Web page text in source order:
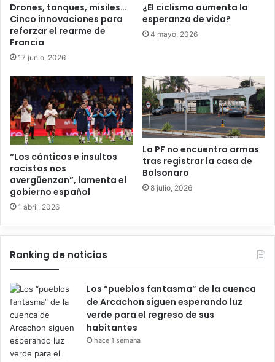
Drones, tanques, misiles…
Cinco innovaciones para
reforzar el rearme de
Francia
17 junio, 2026
¿El ciclismo aumenta la
esperanza de vida?
4 mayo, 2026
“Los cánticos e insultos
racistas nos
avergüenzan”, lamenta el
gobierno español
1 abril, 2026
La PF no encuentra armas
tras registrar la casa de
Bolsonaro
8 julio, 2026
Ranking de noticias
Los “pueblos fantasma” de la cuenca
de Arcachon siguen esperando luz
verde para el regreso de sus
habitantes
hace 1 semana